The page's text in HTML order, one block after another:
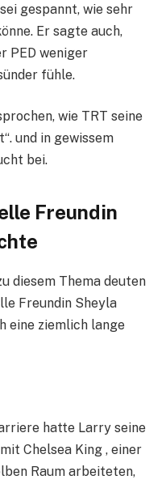
gespannt, wie sehr
Er sagte auch,
PED weniger
fühle.
wie TRT seine
und in gewissem
bei.
Freundin
diesem Thema deuten
Freundin Sheyla
eine ziemlich lange
hatte Larry seine
Chelsea King , einer
Raum arbeiteten,